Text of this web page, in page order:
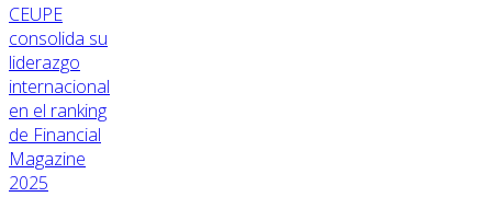
CEUPE
consolida su
liderazgo
internacional
en el ranking
de Financial
Magazine
2025